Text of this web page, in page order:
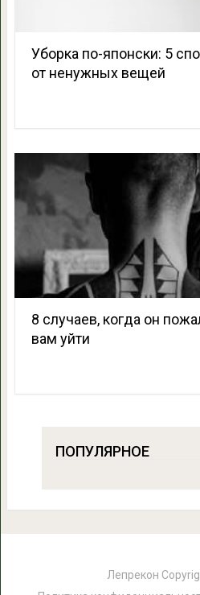
Уборка по-японски: 5
от ненужных вещей
8 случаев, когда он
вам уйти
ПОПУЛЯРНОЕ
Лепрекон